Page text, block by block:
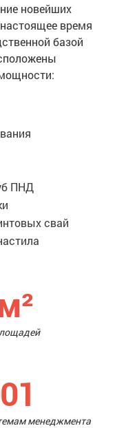
новейших
время
базой
ПНД
свай
менеджмента